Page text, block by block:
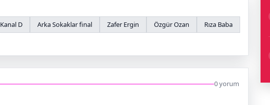
Kanal D Arka Sokaklar final Zafer Ergin Özgür Ozan
Rıza Baba
0 yorum